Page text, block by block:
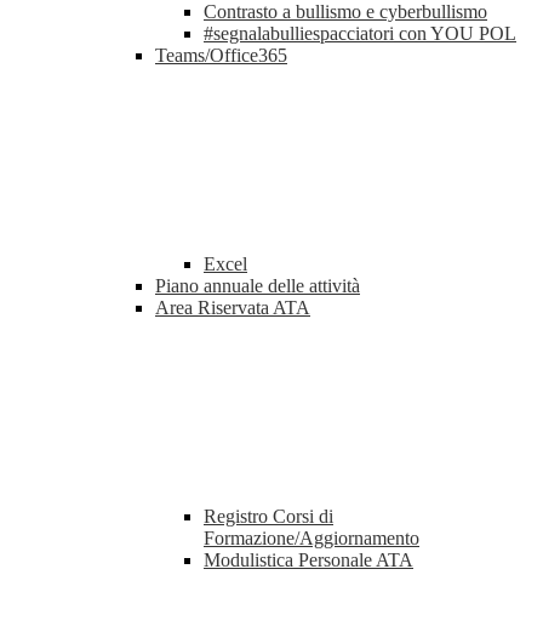
Contrasto a bullismo e cyberbullismo
#segnalabulliespacciatori con YOU POL
Teams/Office365
Excel
Piano annuale delle attività
Area Riservata ATA
Registro Corsi di
Formazione/Aggiornamento
Modulistica Personale ATA